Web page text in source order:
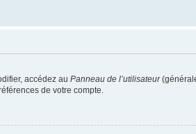
accédez au Panneau de l’utilisateur
de votre compte.